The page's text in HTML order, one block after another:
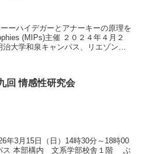
ーハイデガーとアナーキーの原理を
(MIPs)主催 ２０２４年４月２
大学和泉キャンパス、リエゾン棟
回 情感性研究会
年3月15日（日）14時30分～18時00
ス 本部構内 文系学部校舎１階 ぶ